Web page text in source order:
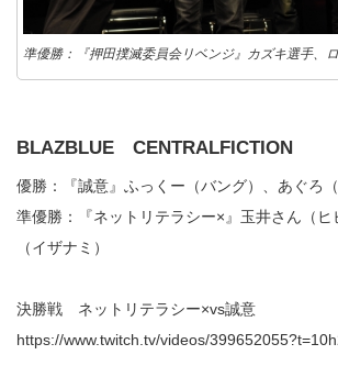
準優勝：『押田撲滅委員会リベンジ』カズキ選手、
BLAZBLUE CENTRALFICTION
優勝：『誠意』ふっくー（バング）、あぐろ（
準優勝：『ネットリテラシー×』玉井さん（ヒ
（イザナミ）
決勝戦 ネットリテラシー×vs誠意
https://www.twitch.tv/videos/